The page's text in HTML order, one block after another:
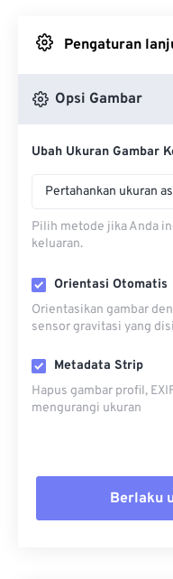
Pengaturan
Opsi Gambar
Ubah Ukuran Gambar
Pertahankan ukuran
Pilih metode jika Anda
keluaran.
Orientasi Otomatis
Orientasikan gambar
sensor gravitasi yang
Metadata Strip
Hapus gambar profil,
mengurangi ukuran
Berlaku